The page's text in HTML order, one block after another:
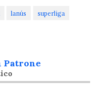
lanús superliga
Patrone